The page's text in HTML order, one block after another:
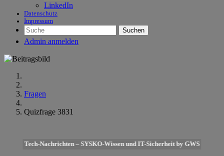
LinkedIn
Datenschutz
Impressum
Suchen
Admin anmelden
Fragen
Quizfrage 3831
Tech-Nachrichten – SYSKO-Wissen und IT-Sicherheit by GWS